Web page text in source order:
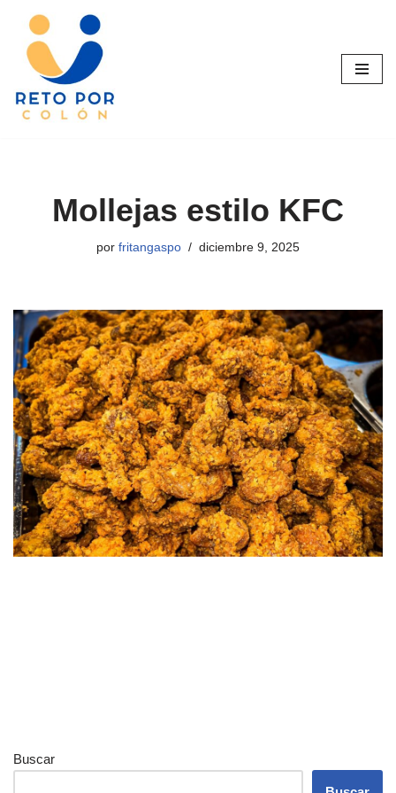
Saltar
contenido
Mollejas estilo KFC
por fritangaspo diciembre 9, 2025
Buscar